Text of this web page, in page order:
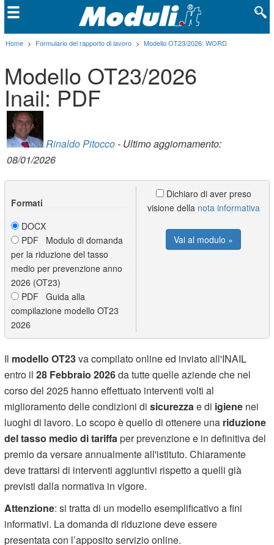
Home > Formulario del rapporto di lavoro > Modello OT23/2026: WORD
Modello OT23/2026
Inail: PDF
Rinaldo Pitocco- Ultimo aggiornamento:
08/01/2026
Formati
DOCX
PDF Modulo di domanda
per la riduzione del tasso
medio per prevenzione anno
2026 (OT23)
PDF Guida alla
compilazione modello OT23
2026
Dichiaro di aver preso
visione della nota informativa
Vai al modulo »
Il modello OT23va compilato online ed inviato all'INAIL
entro il28 Febbraio 2026da tutte quelle aziende che nel
corso del 2025 hanno effettuato interventi volti al
miglioramento delle condizioni disicurezza e di igiene nei
luoghi di lavoro. Lo scopo è quello di ottenere una riduzione
del tasso medio di tariffa per prevenzione e in definitiva del
premio da versare annualmente all'istituto. Chiaramente
deve trattarsi di interventi aggiuntivi rispetto a quelli già
previsti dalla normativa in vigore.
Attenzione: si tratta di un modello esemplificativo a fini
informativi. La domanda di riduzione deve essere
presentata con l’apposito servizio online.